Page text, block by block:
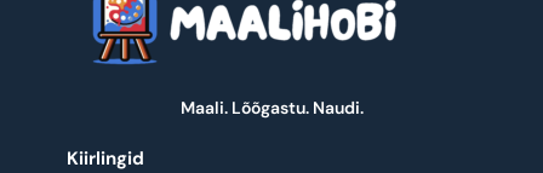
Maali. Lõõgastu. Naudi.
Kiirlingid